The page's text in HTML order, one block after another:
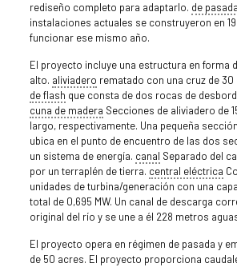
rediseño completo para adaptarlo. de pasada
instalaciones actuales se construyeron en
funcionar ese mismo año.
El proyecto incluye una estructura en forma
alto. aliviadero rematado con una cruz de 30
de flash que consta de dos rocas de
cuna de madera Secciones de aliviadero de
largo, respectivamente. Una pequeña
ubica en el punto de encuentro de las dos
un sistema de energía. canal Separado del
por un terraplén de tierra. central eléctrica
unidades de turbina/generación con una
total de 0,695 MW. Un canal de descarga
original del río y se une a él 228 metros
El proyecto opera en régimen de pasada y
de 50 acres. El proyecto proporciona